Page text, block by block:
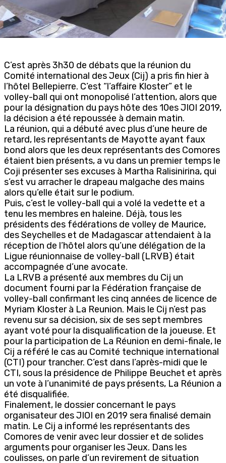
C’est après 3h30 de débats que la réunion du
Comité international des Jeux (Cij) a pris fin hier à
l’hôtel Bellepierre. C’est “l’affaire Kloster” et le
volley-ball qui ont monopolisé l’attention, alors que
pour la désignation du pays hôte des 10es JIOI 2019,
la décision a été repoussée à demain matin.
La réunion, qui a débuté avec plus d’une heure de
retard, les représentants de Mayotte ayant faux
bond alors que les deux représentants des Comores
étaient bien présents, a vu dans un premier temps le
Coji présenter ses excuses à Martha Ralisinirina, qui
s’est vu arracher le drapeau malgache des mains
alors qu’elle était sur le podium.
Puis, c’est le volley-ball qui a volé la vedette et a
tenu les membres en haleine. Déjà, tous les
présidents des fédérations de volley de Maurice,
des Seychelles et de Madagascar attendaient à la
réception de l’hôtel alors qu’une délégation de la
Ligue réunionnaise de volley-ball (LRVB) était
accompagnée d’une avocate.
La LRVB a présenté aux membres du Cij un
document fourni par la Fédération française de
volley-ball confirmant les cinq années de licence de
Myriam Kloster à La Reunion. Mais le Cij n’est pas
revenu sur sa décision, six de ses sept membres
ayant voté pour la disqualification de la joueuse. Et
pour la participation de La Réunion en demi-finale, le
Cij a référé le cas au Comité technique international
(CTI) pour trancher. C’est dans l’après-midi que le
CTI, sous la présidence de Philippe Beuchet et après
un vote à l’unanimité de pays présents, La Réunion a
été disqualifiée.
Finalement, le dossier concernant le pays
organisateur des JIOI en 2019 sera finalisé demain
matin. Le Cij a informé les représentants des
Comores de venir avec leur dossier et de solides
arguments pour organiser les Jeux. Dans les
coulisses, on parle d’un revirement de situation